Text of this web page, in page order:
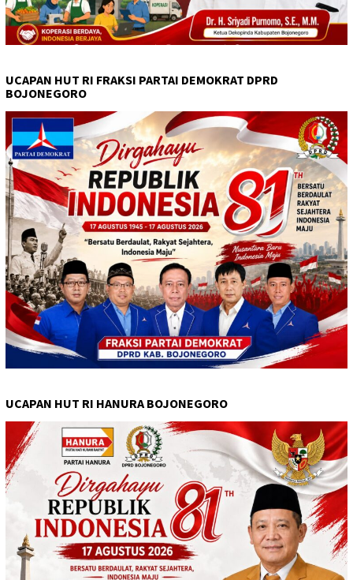
UCAPAN HUT RI FRAKSI PARTAI DEMOKRAT DPRD
BOJONEGORO
UCAPAN HUT RI HANURA BOJONEGORO